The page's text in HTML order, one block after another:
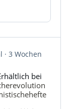
3 Wochen
bei